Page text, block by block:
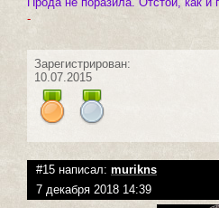
-
Зарегистрирован:
10.07.2015
#15 написал: murikns
7 декабря 2018 14:39